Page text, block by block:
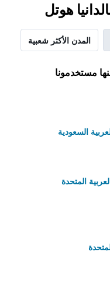
هوتل
المدن الأكثر شعبية
مستخدمونا
السعودية
المتحدة